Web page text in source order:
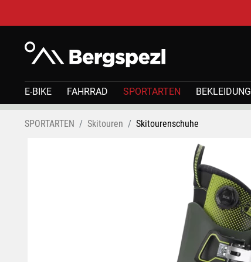
E-BIKE FAHRRAD SPORTARTEN BEKLEIDUNG
SPORTARTEN Skitouren Skitourenschuhe